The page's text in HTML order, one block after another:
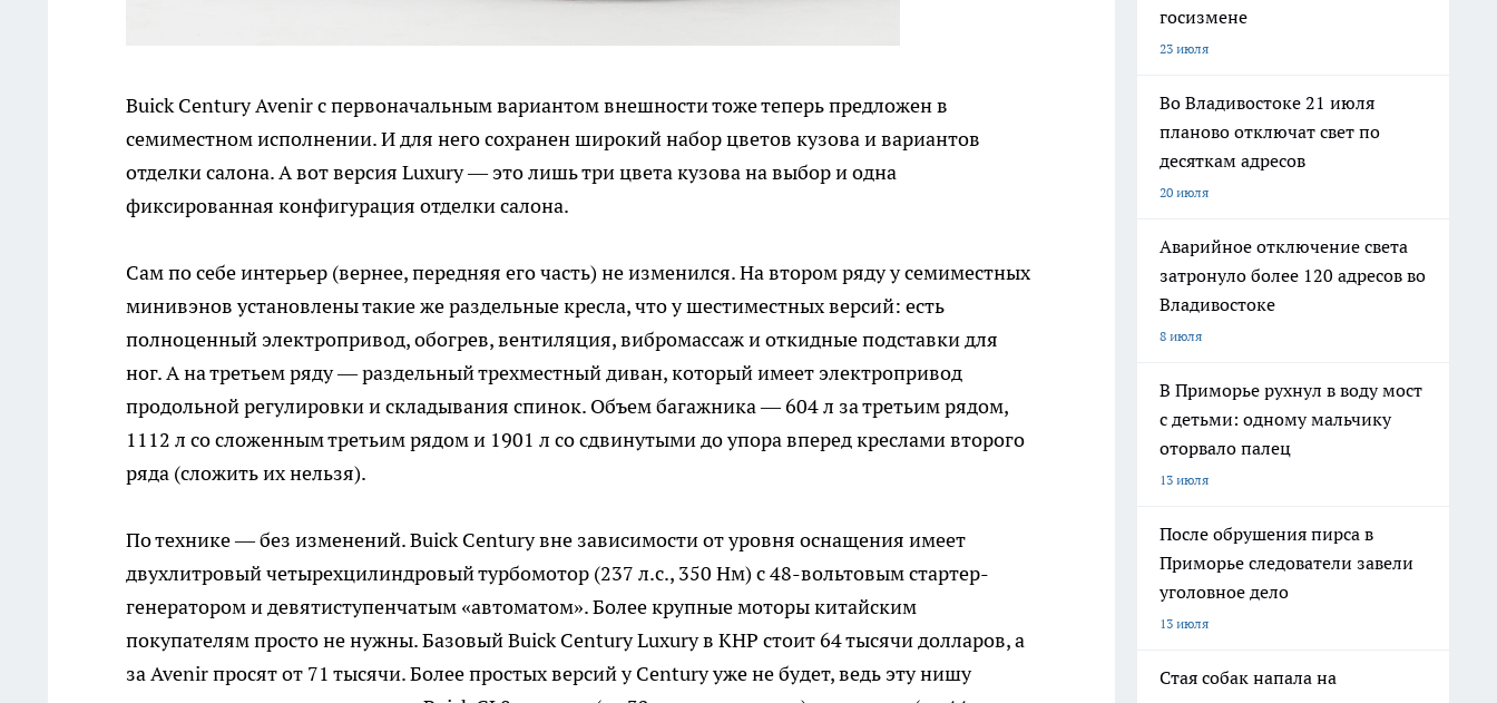
Buick Century Avenir с первоначальным вариантом внешности тоже теперь предложен в
семиместном исполнении. И для него сохранен широкий набор цветов кузова и вариантов
отделки салона. А вот версия Luxury — это лишь три цвета кузова на выбор и одна
фиксированная конфигурация отделки салона.
Сам по себе интерьер (вернее, передняя его часть) не изменился. На втором ряду у семиместных
минивэнов установлены такие же раздельные кресла, что у шестиместных версий: есть
полноценный электропривод, обогрев, вентиляция, вибромассаж и откидные подставки для
ног. А на третьем ряду — раздельный трехместный диван, который имеет электропривод
продольной регулировки и складывания спинок. Объем багажника — 604 л за третьим рядом,
1112 л со сложенным третьим рядом и 1901 л со сдвинутыми до упора вперед креслами второго
ряда (сложить их нельзя).
По технике — без изменений. Buick Century вне зависимости от уровня оснащения имеет
двухлитровый четырехцилиндровый турбомотор (237 л.с., 350 Нм) с 48-вольтовым стартер-
генератором и девятиступенчатым «автоматом». Более крупные моторы китайским
покупателям просто не нужны. Базовый Buick Century Luxury в КНР стоит 64 тысячи долларов, а
за Avenir просят от 71 тысячи. Более простых версий у Century уже не будет, ведь эту нишу
госизмене
23 июля
Во Владивостоке 21 июля
планово отключат свет по
десяткам адресов
20 июля
Аварийное отключение света
затронуло более 120 адресов во
Владивостоке
8 июля
В Приморье рухнул в воду мост
с детьми: одному мальчику
оторвало палец
13 июля
После обрушения пирса в
Приморье следователи завели
уголовное дело
13 июля
Стая собак напала на